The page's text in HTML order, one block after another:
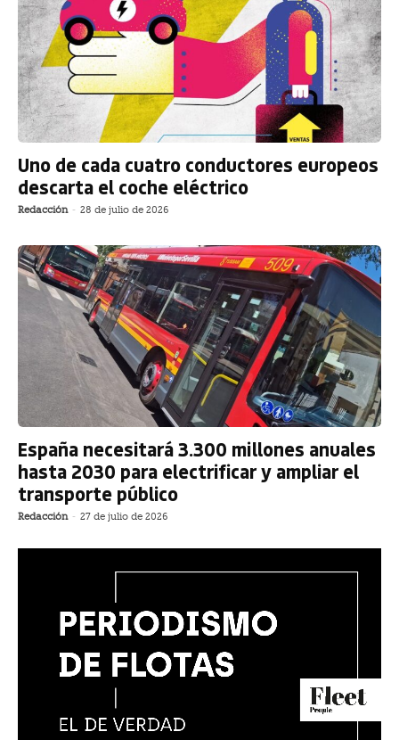
Uno de cada cuatro conductores europeos
descarta el coche eléctrico
Redacción - 28 de julio de 2026
España necesitará 3.300 millones anuales
hasta 2030 para electrificar y ampliar el
transporte público
Redacción - 27 de julio de 2026